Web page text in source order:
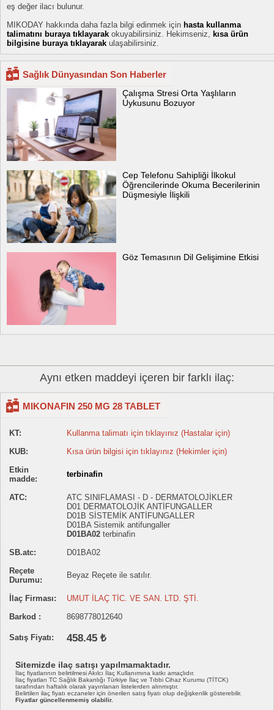
eş değer ilacı bulunur.
MIKODAY hakkında daha fazla bilgi edinmek için hasta kullanma
talimatını buraya tıklayarak okuyabilirsiniz. Hekimseniz,
kısa ürün
bilgisine buraya tıklayarak ulaşabilirsiniz.
Sağlık Dünyasından Son Haberler
Çalışma Stresi Orta Yaşlıların
Uykusunu Bozuyor
Cep Telefonu Sahipliği İlkokul
Öğrencilerinde Okuma Becerilerinin
Düşmesiyle İlişkili
Göz Temasının Dil Gelişimine Etkisi
Aynı etken maddeyi içeren bir farklı ilaç:
MIKONAFIN 250 MG 28 TABLET
KT:
Kullanma talimatı için tıklayınız (Hastalar için)
KUB:
Kısa ürün bilgisi için tıklayınız (Hekimler için)
Etkin
madde:
terbinafin
ATC:
ATC SINIFLAMASI - D - DERMATOLOJİKLER
D01 DERMATOLOJİK ANTİFUNGALLER
D01B SİSTEMİK ANTİFUNGALLER
D01BA Sistemik antifungaller
D01BA02 terbinafin
SB.atc:
D01BA02
Reçete
Durumu:
Beyaz Reçete ile satılır.
İlaç Firması:
UMUT İLAÇ TİC. VE SAN. LTD. ŞTİ.
Barkod :
8698778012640
Satış Fiyatı: 458.45 ₺
Sitemizde ilaç satışı yapılmamaktadır.
İlaç fiyatlarının belirtilmesi Akılcı İlaç Kullanımına katkı amaçlıdır.
İlaç fiyatları TC Sağlık Bakanlığı Türkiye İlaç ve Tıbbi Cihaz Kurumu (TİTCK)
tarafından haftalık olarak yayınlanan listelerden alınmıştır.
Belirtilen ilaç fiyatı eczaneler için önerilen satış fiyatı olup değişkenlik gösterebilir.
Fiyatlar güncellenmemiş olabilir.